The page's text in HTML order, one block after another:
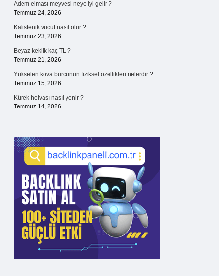
Adem elması meyvesi neye iyi gelir ?
Temmuz 24, 2026
Kalistenik vücut nasıl olur ?
Temmuz 23, 2026
Beyaz keklik kaç TL ?
Temmuz 21, 2026
Yükselen kova burcunun fiziksel özellikleri nelerdir ?
Temmuz 15, 2026
Kürek helvası nasıl yenir ?
Temmuz 14, 2026